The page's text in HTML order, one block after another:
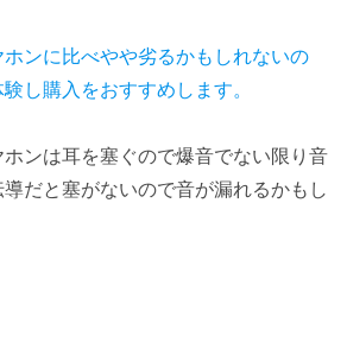
ンに比べやや劣るかもしれないの
し購入をおすすめします。
ンは耳を塞ぐので爆音でない限り音
だと塞がないので音が漏れるかもし